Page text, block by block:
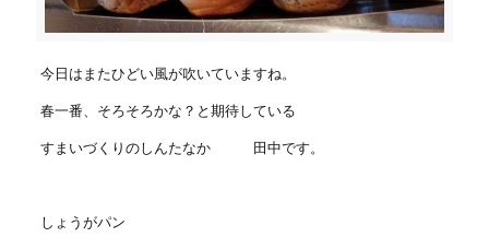
今日はまたひどい風が吹いていますね。
春一番、そろそろかな？と期待している
すまいづくりのしんたなか 田中です。
しょうがパン